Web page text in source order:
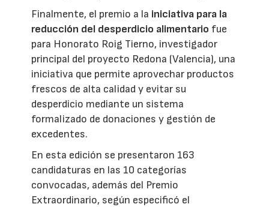
Finalmente, el premio a la iniciativa para la
reducción del desperdicio alimentario fue
para Honorato Roig Tierno, investigador
principal del proyecto Redona (Valencia), una
iniciativa que permite aprovechar productos
frescos de alta calidad y evitar su
desperdicio mediante un sistema
formalizado de donaciones y gestión de
excedentes.
En esta edición se presentaron 163
candidaturas en las 10 categorías
convocadas, además del Premio
Extraordinario, según especificó el